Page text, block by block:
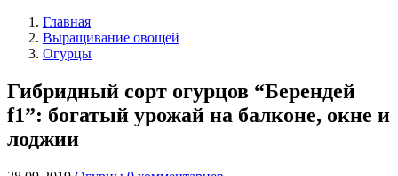
Главная
Выращивание овощей
Огурцы
Гибридный сорт огурцов “Берендей
f1”: богатый урожай на балконе, окне и
лоджии